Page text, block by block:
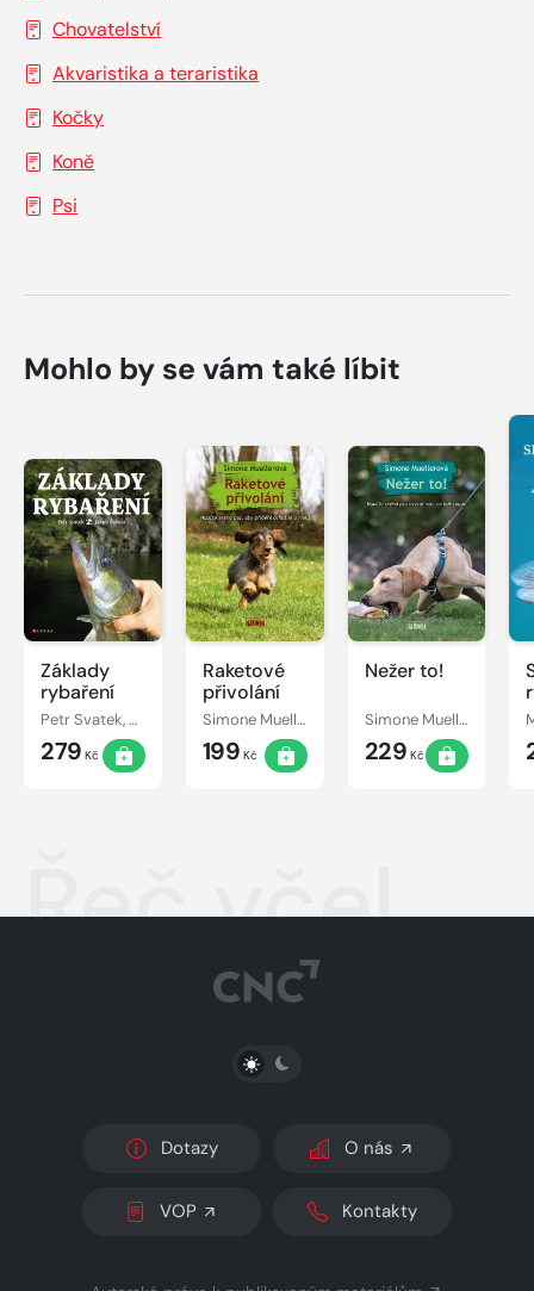
Chovatelství
Akvaristika a teraristika
Kočky
Koně
Psi
Mohlo by se vám také líbit
Základy
rybaření
Petr Svatek, Jakub Šabata
279 Kč
Raketové
přivolání
Simone Muellerová
199 Kč
Nežer to!
Simone Muellerová
229 Kč
Řeč včel
PŘEPNOUT SVĚTLÝ/TMAVÝ REŽIM
Dotazy O nás
VOP Kontakty